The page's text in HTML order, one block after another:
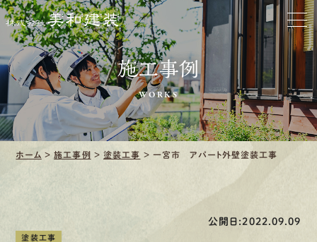
ホーム
お家をきれいに
会社をきれいに
クリーニング
施工事例
会社案内
施工事例
WORKS
ホーム >施工事例 >塗装工事 > 一宮市 アパート外壁塗装工事
公開日:2022.09.09
塗装工事